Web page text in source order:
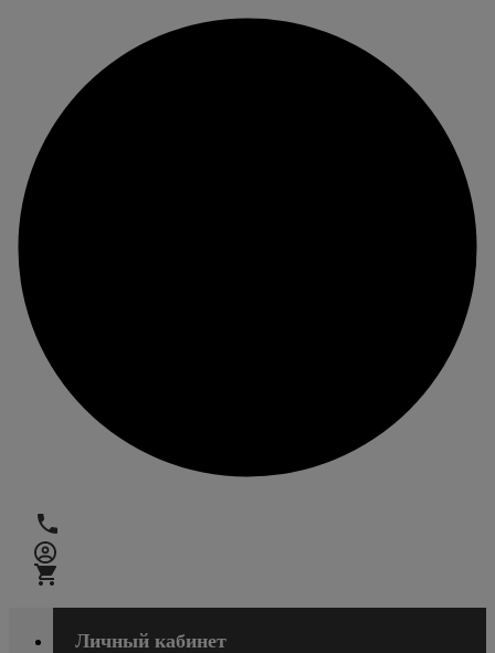
Личный кабинет